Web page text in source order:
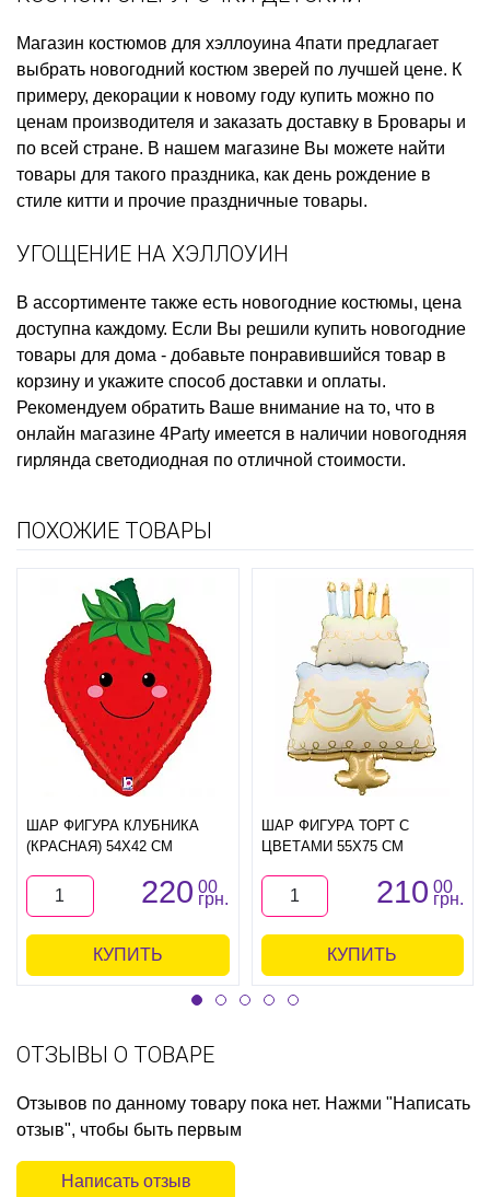
Магазин костюмов для хэллоуина 4пати предлагает
выбрать новогодний костюм зверей по лучшей цене. К
примеру, декорации к новому году купить можно по
ценам производителя и заказать доставку в Бровары и
по всей стране. В нашем магазине Вы можете найти
товары для такого праздника, как день рождение в
стиле китти и прочие праздничные товары.
УГОЩЕНИЕ НА ХЭЛЛОУИН
В ассортименте также есть новогодние костюмы, цена
доступна каждому. Если Вы решили купить новогодние
товары для дома - добавьте понравившийся товар в
корзину и укажите способ доставки и оплаты.
Рекомендуем обратить Ваше внимание на то, что в
онлайн магазине 4Party имеется в наличии новогодняя
гирлянда светодиодная по отличной стоимости.
ПОХОЖИЕ ТОВАРЫ
ШАР ФИГУРА КЛУБНИКА
(КРАСНАЯ) 54Х42 СМ
220 00
грн.
КУПИТЬ
ШАР ФИГУРА ТОРТ С
ЦВЕТАМИ 55Х75 СМ
210 00
грн.
КУПИТЬ
ОТЗЫВЫ О ТОВАРЕ
Отзывов по данному товару пока нет. Нажми "Написать
отзыв", чтобы быть первым
Написать отзыв